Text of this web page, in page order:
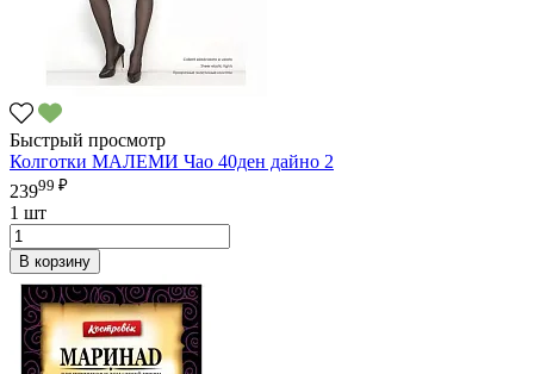
Быстрый просмотр
Колготки МАЛЕМИ Чао 40ден дайно 2
23999 ₽
1 шт
В корзину